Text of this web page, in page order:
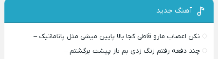
آهنگ جدید
نکن اعصاب مارو قاطی کجا بالا پایین میشی مثل پاناماتیک –
چند دفعه رفتم زنگ زدی بم باز پیشت برگشتم –